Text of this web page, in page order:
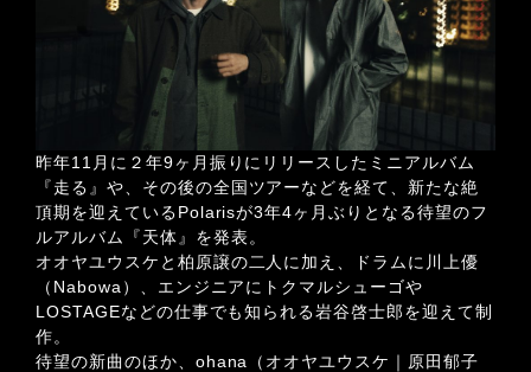
昨年11月に２年9ヶ月振りにリリースしたミニアルバム
『走る』や、その後の全国ツアーなどを経て、新たな絶
頂期を迎えているPolarisが3年4ヶ月ぶりとなる待望のフ
ルアルバム『天体』を発表。
オオヤユウスケと柏原譲の二人に加え、ドラムに川上優
（Nabowa）、エンジニアにトクマルシューゴや
LOSTAGEなどの仕事でも知られる岩谷啓士郎を迎えて制
作。
待望の新曲のほか、ohana（オオヤユウスケ｜原田郁子